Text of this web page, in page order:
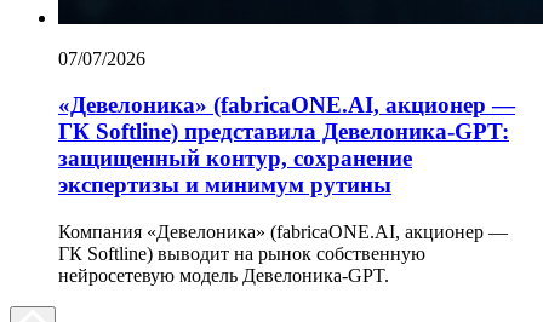
07/07/2026
«Девелоника» (fabricaONE.AI, акционер —
ГК Softline) представила Девелоника-GPT:
защищенный контур, сохранение
экспертизы и минимум рутины
Компания «Девелоника» (fabricaONE.AI, акционер —
ГК Softline) выводит на рынок собственную
нейросетевую модель Девелоника-GPT.